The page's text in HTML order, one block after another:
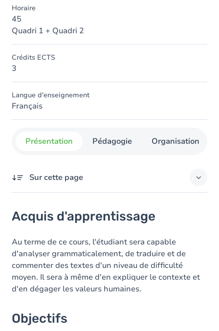
Horaire
45
Quadri 1 + Quadri 2
Crédits ECTS
3
Langue d'enseignement
Français
Présentation Pédagogie Organisation
Sur cette page
Objectifs
Contenu
Table des matières
Exercices
Acquis d'apprentissage
Au terme de ce cours, l'étudiant sera capable
d'analyser grammaticalement, de traduire et de
commenter des textes d'un niveau de difficulté
moyen. Il sera à même d'en expliquer le contexte et
d'en dégager les valeurs humaines.
Objectifs